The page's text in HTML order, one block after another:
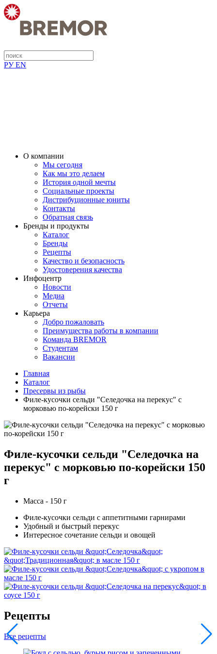
РУ EN
О компании
Мы сегодня
Как мы это делаем
История одной мечты
Социальные проекты
Дистрибуционные юниты
Контакты
Обратная связь
Бренды и продукты
Каталог
Бренды
Рецепты
Качество и безопасность
Удостоверения качества
Инфоцентр
Новости
Медиа
Отчеты
Карьера
Добро пожаловать
Преимущества работы в компании
Команда BREMOR
Студентам
Вакансии
Главная
Каталог
Пресервы из рыбы
Филе-кусочки сельди "Селедочка на перекус" с
морковью по-корейски 150 г
Филе-кусочки сельди "Селедочка на
перекус" с морковью по-корейски 150
г
Масса - 150 г
Филе-кусочки сельди с аппетитными гарнирами
Удобный и быстрый перекус
Интересное сочетание сельди и овощей
Рецепты
Все рецепты